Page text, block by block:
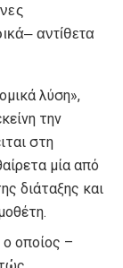
αντίθετα
λύση»,
την
στη
μία από
διάταξης και
οποίος –